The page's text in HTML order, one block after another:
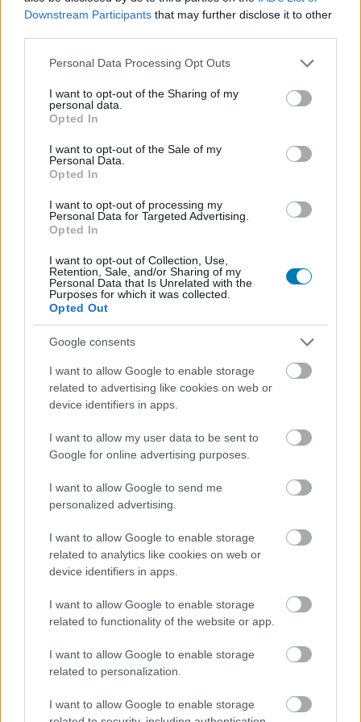
Downstream Participants that may further disclose it to other
Please note that this website/app uses one or more Google
not limited to your visit or usage behaviour. You may click to
grant or deny consent to Google and its third-party tags to
use your data for below specified purposes in below Google
consent section.
Personal Data Processing Opt Outs
I want to opt-out of the Sharing of my
personal data.
Opted In
I want to opt-out of the Sale of my
Personal Data.
Opted In
I want to opt-out of processing my
Personal Data for Targeted Advertising.
Opted In
I want to opt-out of Collection, Use,
Retention, Sale, and/or Sharing of my
Personal Data that Is Unrelated with the
Purposes for which it was collected.
Opted Out
Google consents
I want to allow Google to enable storage
related to advertising like cookies on web or
device identifiers in apps.
I want to allow my user data to be sent to
Google for online advertising purposes.
I want to allow Google to send me
personalized advertising.
I want to allow Google to enable storage
related to analytics like cookies on web or
device identifiers in apps.
I want to allow Google to enable storage
related to functionality of the website or app.
I want to allow Google to enable storage
related to personalization.
I want to allow Google to enable storage
A Sárkányok háza
színésznőjének nem tetszik,
ahogy a karakterével bántak
Cooke-nak konkrétan a Targaryen házba
beházasodott királyné életkorával van gondja.
Unmute Loaded
21.86%
Régóta visszatérő probléma a film- és
sorozatgyártásban, hogy a karakterek öregedését nem
egységesen alkalmazott gyakorlat, vagyis ahány alkotás,
annyiféle megoldás létezik. Különösen kellemetlen, ha a
konzekvencia hiánya nem más produkciókkal, hanem
például ugyanazon sorozat korábbi epizódjaival
összevetve ütközik ki, és ez bizony a Sárkányok házára
Gondoljunk csak vissza arra, hogy bár az első évad
közepén egy időugrással elbúcsúztatták az alkotók a
fiatal Rhaenyra Targaryent és Alicent Hightowert játszó
színésznőket, azaz Milly Alcockot és Emily Carey-t, a
számos további az eltelt tizenegynéhány év, majd a
második, több mint fél évtizedes ugrást követően már
igencsak indokolt színészcserét elmulasztottak. Ser
Criston Cole (Fabien Frankel) például egy napot sem
színészek pedig szinte egyidősek a sorozatbeli